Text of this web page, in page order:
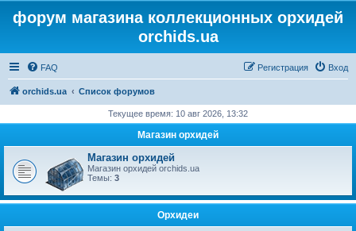
форум магазина коллекционных орхидей
orchids.ua
FAQ Вход
Регистрация
orchids.ua Список форумов
Текущее время: 10 авг 2026, 13:32
Магазин орхидей
Магазин орхидей
Магазин орхидей orchids.ua
Темы: 3
Орхидеи